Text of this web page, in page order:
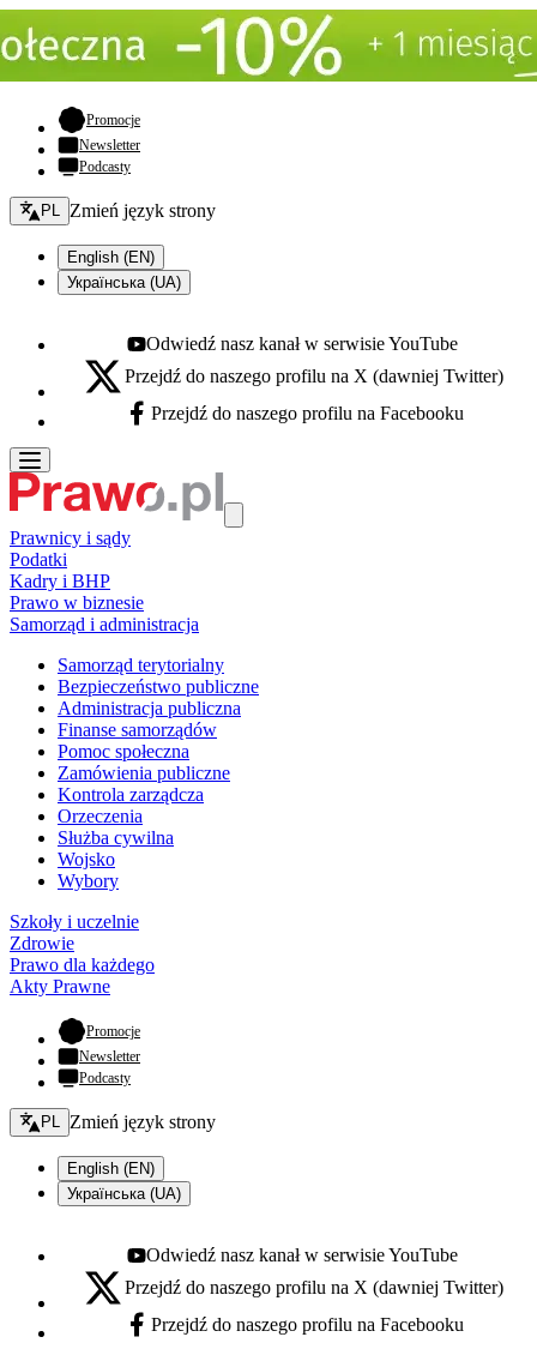
Promocje- otwiera się w nowej karcie
Newsletter
Podcasty
Zmień język - bieżący:
PL Zmień język strony
English (EN)
Українська (UA)
Youtube - otwiera się w nowej karcie
Odwiedź nasz kanał w serwisie YouTube
X - otwiera się w nowej karcie
Przejdź do naszego profilu na X (dawniej Twitter)
Facebook - otwiera się w nowej karcie
Przejdź do naszego profilu na Facebooku
Prawnicy i sądy
Podatki
Kadry i BHP
Prawo w biznesie
Samorząd i administracja
Samorząd terytorialny
Bezpieczeństwo publiczne
Administracja publiczna
Finanse samorządów
Pomoc społeczna
Zamówienia publiczne
Kontrola zarządcza
Orzeczenia
Służba cywilna
Wojsko
Wybory
Szkoły i uczelnie
Zdrowie
Prawo dla każdego
Akty Prawne
Promocje- otwiera się w nowej karcie
Newsletter
Podcasty
Zmień język - bieżący:
PL Zmień język strony
English (EN)
Українська (UA)
Youtube - otwiera się w nowej karcie
Odwiedź nasz kanał w serwisie YouTube
X - otwiera się w nowej karcie
Przejdź do naszego profilu na X (dawniej Twitter)
Facebook - otwiera się w nowej karcie
Przejdź do naszego profilu na Facebooku